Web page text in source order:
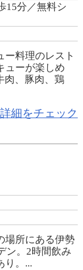
15分／無料シ
ー料理のレスト
ューが楽しめ
肉、豚肉、鶏
詳細をチェック
場所にある伊勢
ン。2時間飲み
り。...